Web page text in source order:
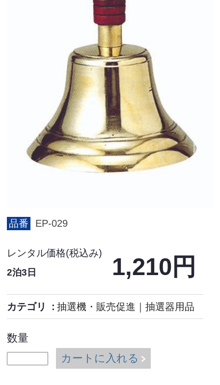
品番 EP-029
レンタル価格(税込み)
2泊3日 1,210円
カテゴリ 抽選機・販売促進 抽選器用品
数量
カートに入れる